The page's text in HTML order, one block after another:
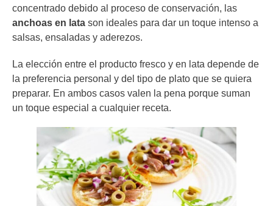
concentrado debido al proceso de conservación, las
anchoas en lata son ideales para dar un toque intenso a
salsas, ensaladas y aderezos.
La elección entre el producto fresco y en lata depende de
la preferencia personal y del tipo de plato que se quiera
preparar. En ambos casos valen la pena porque suman
un toque especial a cualquier receta.